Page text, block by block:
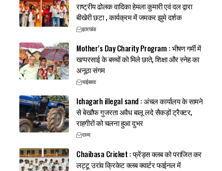
राष्ट्रीय ढोलक वादिका हेमला कुमारी एवं दल द्वारा
बीखेरी छटा , कार्यक्रम में जमकर झुमे दर्शक
झारखंड
Mother’s Day Charity Program : भीषण गर्मी में
खप्परसाई के बच्चों को मिले छाते, शिक्षा और स्नेह का
अनूठा संगम
चाईबासा
Ichagarh illegal sand : अंचल कार्यालय के सामने
से बेखौफ गुजरता अवैध बालू लदे सैकड़ों ट्रैक्टर,
राहगीरों को चलना हुआ दुभर
राज्य
Chaibasa Cricket : फ्रेंड्स क्लब को पराजित कर
लट्टू उरांव क्रिकेट क्लब क्वार्टर फाईनल में